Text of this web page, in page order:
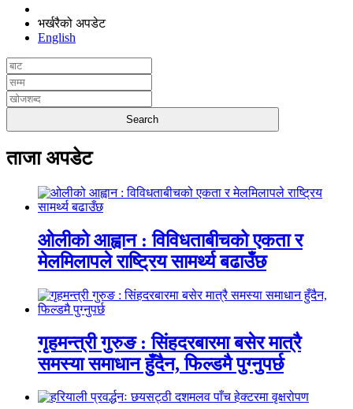
भर्खरैको अपडेट
English
ताजा अपडेट
ओलीको आह्वान : विविधताबीचको एकता र
मेलमिलापले राष्ट्रिय सामर्थ्य बढाउँछ
गृहमन्त्री गुरुङ : सिंहदरबारमा बसेर मात्रै
समस्या समाधान हुँदैन, फिल्डमै पुग्नुपर्छ